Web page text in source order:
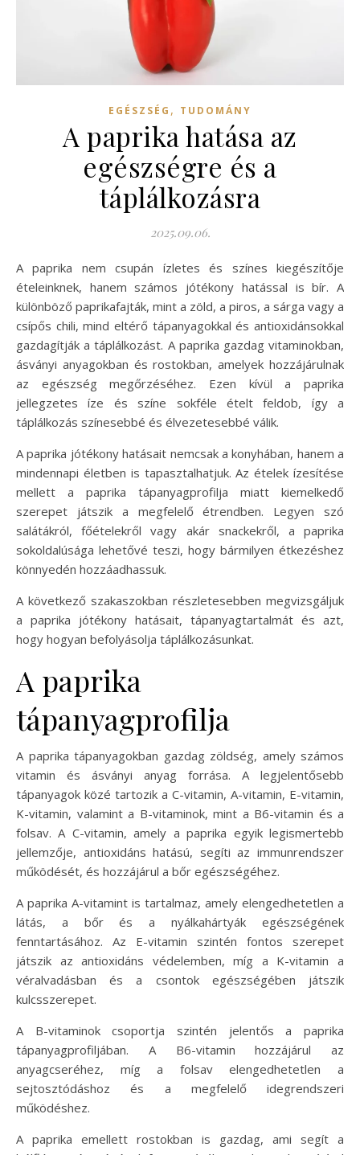
EGÉSZSÉG , TUDOMÁNY
A paprika hatása az
egészségre és a
táplálkozásra
2025.09.06.
A paprika nem csupán ízletes és színes kiegészítője
ételeinknek, hanem számos jótékony hatással is bír. A
különböző paprikafajták, mint a zöld, a piros, a sárga vagy a
csípős chili, mind eltérő tápanyagokkal és antioxidánsokkal
gazdagítják a táplálkozást. A paprika gazdag vitaminokban,
ásványi anyagokban és rostokban, amelyek hozzájárulnak
az egészség megőrzéséhez. Ezen kívül a paprika
jellegzetes íze és színe sokféle ételt feldob, így a
táplálkozás színesebbé és élvezetesebbé válik.
A paprika jótékony hatásait nemcsak a konyhában, hanem a
mindennapi életben is tapasztalhatjuk. Az ételek ízesítése
mellett a paprika tápanyagprofilja miatt kiemelkedő
szerepet játszik a megfelelő étrendben. Legyen szó
salátákról, főételekről vagy akár snackekről, a paprika
sokoldalúsága lehetővé teszi, hogy bármilyen étkezéshez
könnyedén hozzáadhassuk.
A következő szakaszokban részletesebben megvizsgáljuk
a paprika jótékony hatásait, tápanyagtartalmát és azt,
hogy hogyan befolyásolja táplálkozásunkat.
A paprika
tápanyagprofilja
A paprika tápanyagokban gazdag zöldség, amely számos
vitamin és ásványi anyag forrása. A legjelentősebb
tápanyagok közé tartozik a C-vitamin, A-vitamin, E-vitamin,
K-vitamin, valamint a B-vitaminok, mint a B6-vitamin és a
folsav. A C-vitamin, amely a paprika egyik legismertebb
jellemzője, antioxidáns hatású, segíti az immunrendszer
működését, és hozzájárul a bőr egészségéhez.
A paprika A-vitamint is tartalmaz, amely elengedhetetlen a
látás, a bőr és a nyálkahártyák egészségének
fenntartásához. Az E-vitamin szintén fontos szerepet
játszik az antioxidáns védelemben, míg a K-vitamin a
véralvadásban és a csontok egészségében játszik
kulcsszerepet.
A B-vitaminok csoportja szintén jelentős a paprika
tápanyagprofiljában. A B6-vitamin hozzájárul az
anyagcseréhez, míg a folsav elengedhetetlen a
sejtosztódáshoz és a megfelelő idegrendszeri
működéshez.
A paprika emellett rostokban is gazdag, ami segít a